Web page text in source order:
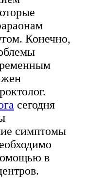
Конечно,
сегодня
симптомы
в